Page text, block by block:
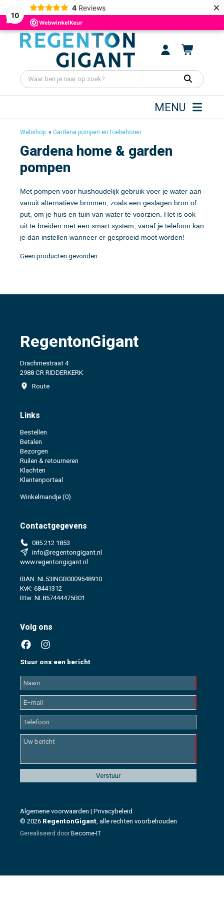
10
4 Reviews ×
MENU
Webshop » Gardena pompen en toebehoren
Gardena home & garden
pompen
Met pompen voor huishoudelijk gebruik voer je water aan
vanuit alternatieve bronnen, zoals een geslagen bron of
put, om je huis en tuin van water te voorzien. Het is ook
uit te breiden met een smart system, vanaf je telefoon kan
je dan instellen wanneer er gesproeid moet worden!
Geen producten gevonden
RegentonGigant
Drachmestraat 4
2988 CR RIDDERKERK
Route
Links
Bestellen
Betalen
Bezorgen
Ruilen & retourneren
Klachten
Klantenportaal
Winkelmandje (0)
Contactgegevens
085 212 1853
info@regentongigant.nl
www.regentongigant.nl
IBAN: NL53INGB0009548910
KvK: 68441312
Btw: NL857444475B01
Volg ons
Stuur ons een bericht
Algemene voorwaarden | Privacybeleid
© 2026 RegentonGigant, alle rechten voorbehouden
Gerealiseerd door Become-IT